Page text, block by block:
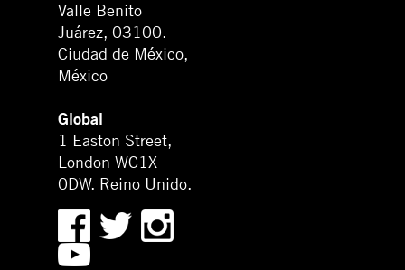
Valle Benito
Juárez, 03100.
Ciudad de México,
México
Global
1 Easton Street,
London WC1X
0DW. Reino Unido.